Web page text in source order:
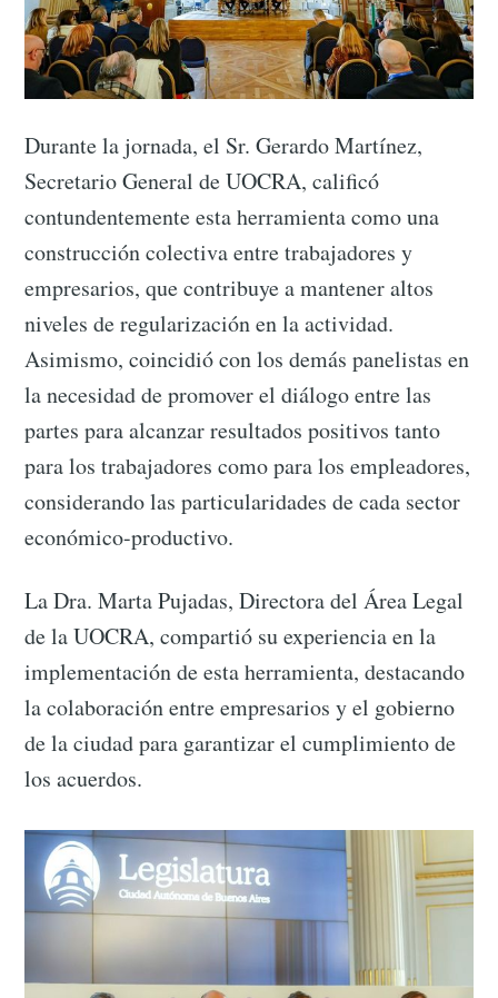
Durante la jornada, el Sr. Gerardo Martínez,
Secretario General de UOCRA, calificó
contundentemente esta herramienta como una
construcción colectiva entre trabajadores y
empresarios, que contribuye a mantener altos
niveles de regularización en la actividad.
Asimismo, coincidió con los demás panelistas en
la necesidad de promover el diálogo entre las
partes para alcanzar resultados positivos tanto
para los trabajadores como para los empleadores,
considerando las particularidades de cada sector
económico-productivo.
La Dra. Marta Pujadas, Directora del Área Legal
de la UOCRA, compartió su experiencia en la
implementación de esta herramienta, destacando
la colaboración entre empresarios y el gobierno
de la ciudad para garantizar el cumplimiento de
los acuerdos.